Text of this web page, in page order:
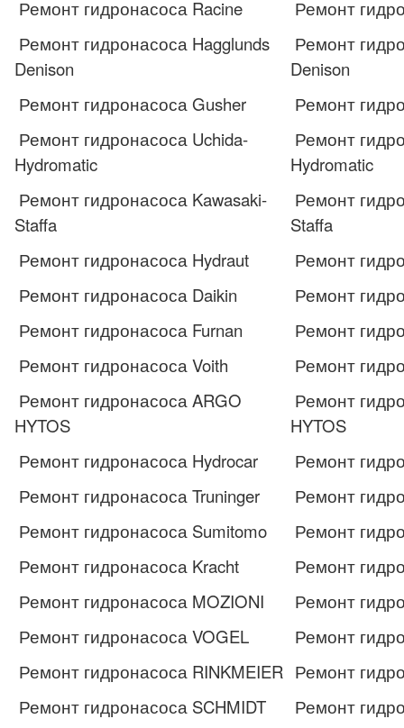
Ремонт гидронасоса Racine
Ремонт
Ремонт гидронасоса Hagglunds
Denison
Ремонт
Denison
Ремонт гидронасоса Gusher
Ремонт
Ремонт гидронасоса Uchida-
Hydromatic
Ремонт
Hydromatic
Ремонт гидронасоса Kawasaki-
Staffa
Ремонт
Staffa
Ремонт гидронасоса Hydraut
Ремонт
Ремонт гидронасоса Daikin
Ремонт
Ремонт гидронасоса Furnan
Ремонт
Ремонт гидронасоса Voith
Ремонт
Ремонт гидронасоса ARGO
HYTOS
Ремонт
HYTOS
Ремонт гидронасоса Hydrocar
Ремонт
Ремонт гидронасоса Truninger
Ремонт
Ремонт гидронасоса Sumitomo
Ремонт
Ремонт гидронасоса Kracht
Ремонт
Ремонт гидронасоса MOZIONI
Ремонт
Ремонт гидронасоса VOGEL
Ремонт
Ремонт гидронасоса RINKMEIER Ремонт
Ремонт гидронасоса SCHMIDT
Ремонт